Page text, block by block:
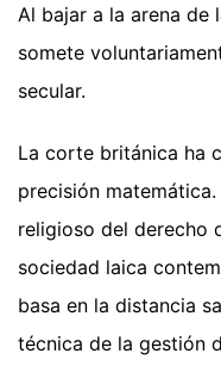
Al bajar a la arena de
somete
secular.
La corte británica ha
precisión
religioso del derecho
sociedad laica
basa en la distancia
técnica de la gestión